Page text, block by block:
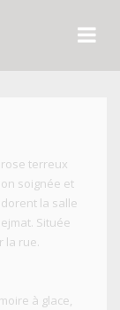
terreux
soignée et
la salle
Située
la rue.
à glace,